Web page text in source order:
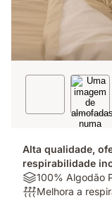
Alta qualidade,
respirabilidade
Materiais:
100%
100% Algodão
Respirabilidade:
Melhora a